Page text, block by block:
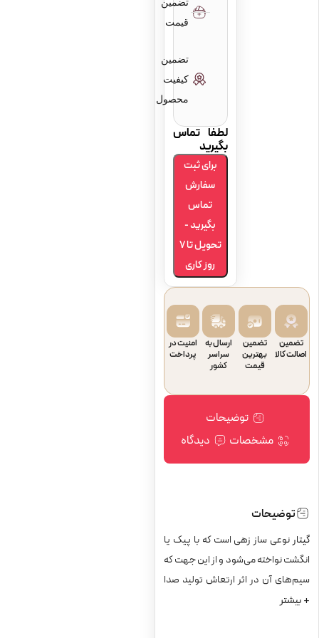
قیمت
تضمین
کیفیت
محصول
لطفا تماس
بگیرید
برای ثبت
سفارش
تماس
بگیرید -
تحویل تا 7
روز کاری
تضمین
اصالت کالا
تضمین
بهترین
قیمت
ارسال به
سراسر
کشور
امنیت در
پرداخت
توضیحات
مشخصات
دیدگاه
توضیحات
گیتار نوعی ساز زهی است که با پیک یا
انگشت نواخته می‌شود و از این جهت که
سیم‌های آن در اثر ارتعاش تولید صدا
می‌کنند، به سازهای گروه کوردوفون (به
+ بیشتر